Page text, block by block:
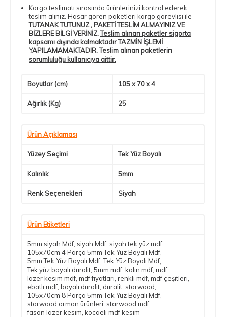
Kargo teslimatı sırasında ürünlerinizi kontrol ederek
teslim alınız. Hasar gören paketleri kargo görevlisi ile
TUTANAK TUTUNUZ , PAKETİ TESLİM ALMAYINIZ VE
BİZLERE BİLGİ VERİNİZ.Teslim alınan paketler sigorta
kapsamı dışında kalmaktadır TAZMİN İŞLEMİ
YAPILAMAMAKTADIR. Teslim alınan paketlerin
sorumluluğu kullanıcıya aittir.
Boyutlar (cm) 105 x 70 x 4
Ağırlık (Kg) 25
Ürün Açıklaması
Yüzey Seçimi Tek Yüz Boyalı
Kalınlık 5mm
Renk Seçenekleri Siyah
Ürün Etiketleri
5mm siyah Mdf siyah Mdf siyah tek yüz mdf
105x70cm 4 Parça 5mm Tek Yüz Boyalı Mdf
5mm Tek Yüz Boyalı Mdf ,Tek Yüz Boyalı Mdf
Tek yüz boyalı duralit 5mm mdf kalın mdf mdf
lazer kesim mdf mdf fiyatları renkli mdf mdf çeşitleri
ebatlı mdf boyalı duralit duralit starwood
105x70cm 8 Parça 5mm Tek Yüz Boyalı Mdf
starwood orman ürünleri starwood mdf
fason lazer kesim kocaeli mdf kesim